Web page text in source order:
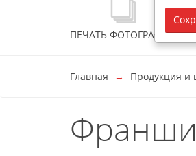
ПЕЧАТЬ ФОТОГРАФИЙ
Главная Продукция и